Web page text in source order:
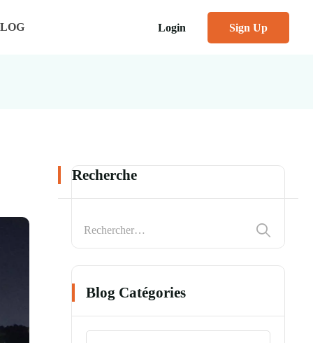
Login Sign Up
Recherche
Blog Catégories